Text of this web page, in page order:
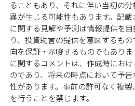
ることもあり、それに伴い当初の
異が生じる可能性もあります。記
に関する見解や予測は情報提供を
り、投資助言の提供を意図するも
向を保証・示唆するものでもあり
に関するコメントは、作成時にお
のであり、将来の時点において予
性があります。事前の許可なく複
を行うことを禁じます。